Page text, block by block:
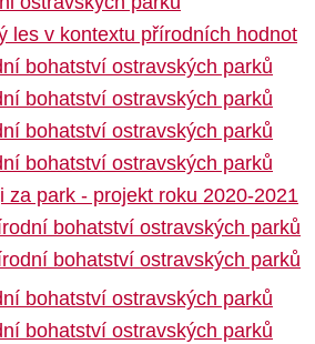
les v kontextu přírodních hodnot
bohatství ostravských parků
bohatství ostravských parků
bohatství ostravských parků
bohatství ostravských parků
za park - projekt roku 2020-2021
bohatství ostravských parků
bohatství ostravských parků
bohatství ostravských parků
bohatství ostravských parků